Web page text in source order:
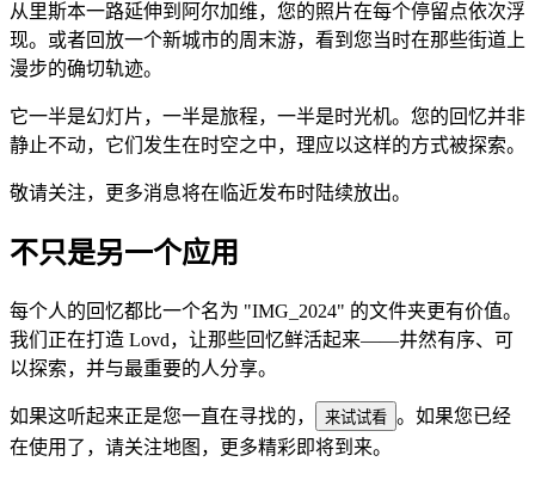
从里斯本一路延伸到阿尔加维，您的照片在每个停留点依次浮
现。或者回放一个新城市的周末游，看到您当时在那些街道上
漫步的确切轨迹。
它一半是幻灯片，一半是旅程，一半是时光机。您的回忆并非
静止不动，它们发生在时空之中，理应以这样的方式被探索。
敬请关注，更多消息将在临近发布时陆续放出。
不只是另一个应用
每个人的回忆都比一个名为 "IMG_2024" 的文件夹更有价值。
我们正在打造 Lovd，让那些回忆鲜活起来——井然有序、可
以探索，并与最重要的人分享。
如果这听起来正是您一直在寻找的， 来试试看 。如果您已经
在使用了，请关注地图，更多精彩即将到来。